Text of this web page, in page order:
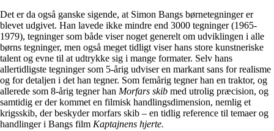
Det er da også ganske sigende, at Simon Bangs børnetegninger er
blevet udgivet. Han lavede ikke mindre end 3000 tegninger (1965-
1979), tegninger som både viser noget generelt om udviklingen i alle
børns tegninger, men også meget tidligt viser hans store kunstneriske
talent og evne til at udtrykke sig i mange formater. Selv hans
allertidligste tegninger som 5-årig udviser en markant sans for realisme
og for detaljen i det han tegner. Som femårig tegner han en traktor, og
allerede som 8-årig tegner han Morfars skib med utrolig præcision, og
samtidig er der kommet en filmisk handlingsdimension, nemlig et
krigsskib, der beskyder morfars skib – en tidlig reference til temaer og
handlinger i Bangs film Kaptajnens hjerte.